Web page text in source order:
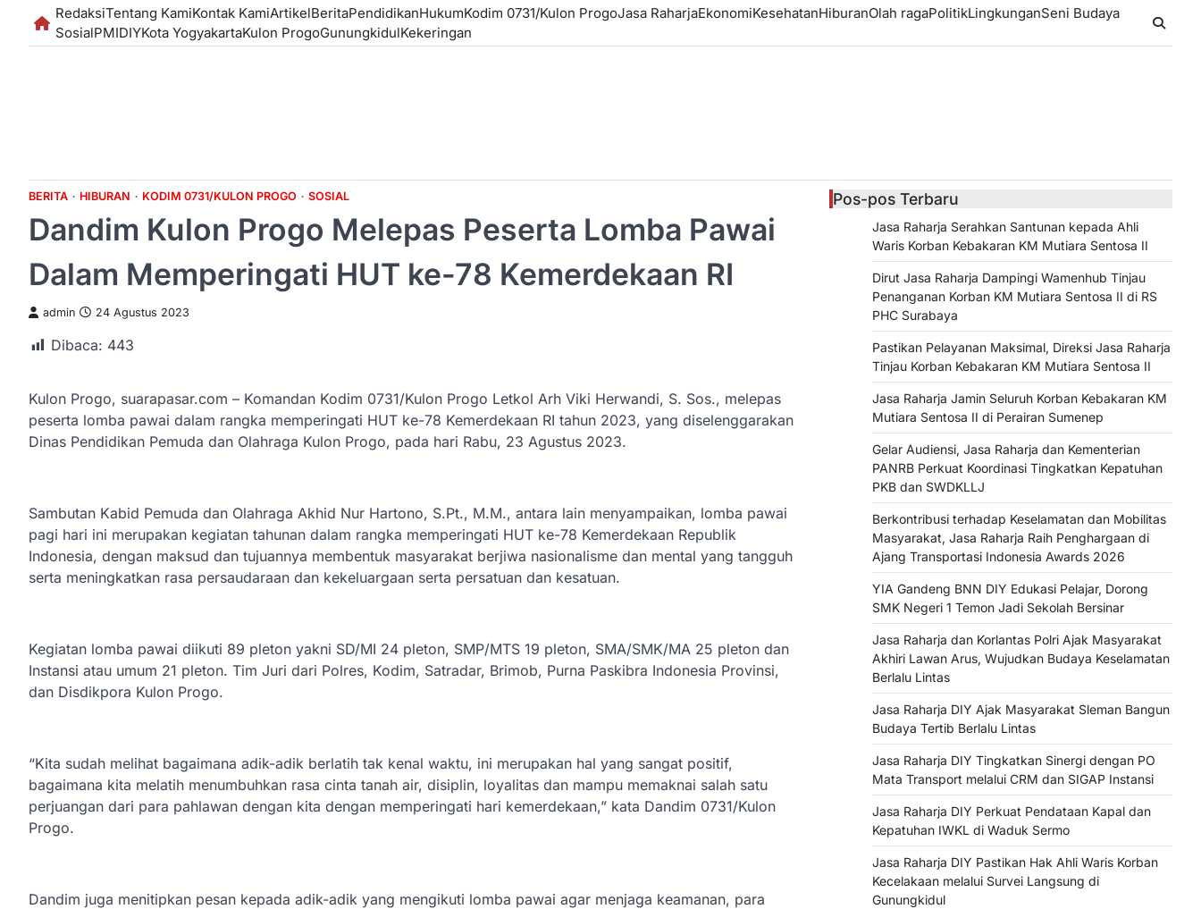
RedaksiTentang KamiKontak KamiArtikelBeritaPendidikanHukumKodim 0731/Kulon ProgoJasa RaharjaEkonomiKesehatanHiburanOlah ragaPolitikLingkunganSeni Budaya
SosialPMIDIYKota YogyakartaKulon ProgoGunungkidulKekeringan
BERITA HIBURAN KODIM 0731/KULON PROGO SOSIAL
Dandim Kulon Progo Melepas Peserta Lomba Pawai
Dalam Memperingati HUT ke-78 Kemerdekaan RI
admin 24 Agustus 2023
Dibaca: 443
Kulon Progo, suarapasar.com – Komandan Kodim 0731/Kulon Progo Letkol Arh Viki Herwandi, S. Sos., melepas
peserta lomba pawai dalam rangka memperingati HUT ke-78 Kemerdekaan RI tahun 2023, yang diselenggarakan
Dinas Pendidikan Pemuda dan Olahraga Kulon Progo, pada hari Rabu, 23 Agustus 2023.
Sambutan Kabid Pemuda dan Olahraga Akhid Nur Hartono, S.Pt., M.M., antara lain menyampaikan, lomba pawai
pagi hari ini merupakan kegiatan tahunan dalam rangka memperingati HUT ke-78 Kemerdekaan Republik
Indonesia, dengan maksud dan tujuannya membentuk masyarakat berjiwa nasionalisme dan mental yang tangguh
serta meningkatkan rasa persaudaraan dan kekeluargaan serta persatuan dan kesatuan.
Kegiatan lomba pawai diikuti 89 pleton yakni SD/MI 24 pleton, SMP/MTS 19 pleton, SMA/SMK/MA 25 pleton dan
Instansi atau umum 21 pleton. Tim Juri dari Polres, Kodim, Satradar, Brimob, Purna Paskibra Indonesia Provinsi,
dan Disdikpora Kulon Progo.
“Kita sudah melihat bagaimana adik-adik berlatih tak kenal waktu, ini merupakan hal yang sangat positif,
bagaimana kita melatih menumbuhkan rasa cinta tanah air, disiplin, loyalitas dan mampu memaknai salah satu
perjuangan dari para pahlawan dengan kita dengan memperingati hari kemerdekaan,” kata Dandim 0731/Kulon
Progo.
Dandim juga menitipkan pesan kepada adik-adik yang mengikuti lomba pawai agar menjaga keamanan, para
Pos-pos Terbaru
Jasa Raharja Serahkan Santunan kepada Ahli
Waris Korban Kebakaran KM Mutiara Sentosa II
Dirut Jasa Raharja Dampingi Wamenhub Tinjau
Penanganan Korban KM Mutiara Sentosa II di RS
PHC Surabaya
Pastikan Pelayanan Maksimal, Direksi Jasa Raharja
Tinjau Korban Kebakaran KM Mutiara Sentosa II
Jasa Raharja Jamin Seluruh Korban Kebakaran KM
Mutiara Sentosa II di Perairan Sumenep
Gelar Audiensi, Jasa Raharja dan Kementerian
PANRB Perkuat Koordinasi Tingkatkan Kepatuhan
PKB dan SWDKLLJ
Berkontribusi terhadap Keselamatan dan Mobilitas
Masyarakat, Jasa Raharja Raih Penghargaan di
Ajang Transportasi Indonesia Awards 2026
YIA Gandeng BNN DIY Edukasi Pelajar, Dorong
SMK Negeri 1 Temon Jadi Sekolah Bersinar
Jasa Raharja dan Korlantas Polri Ajak Masyarakat
Akhiri Lawan Arus, Wujudkan Budaya Keselamatan
Berlalu Lintas
Jasa Raharja DIY Ajak Masyarakat Sleman Bangun
Budaya Tertib Berlalu Lintas
Jasa Raharja DIY Tingkatkan Sinergi dengan PO
Mata Transport melalui CRM dan SIGAP Instansi
Jasa Raharja DIY Perkuat Pendataan Kapal dan
Kepatuhan IWKL di Waduk Sermo
Jasa Raharja DIY Pastikan Hak Ahli Waris Korban
Kecelakaan melalui Survei Langsung di
Gunungkidul